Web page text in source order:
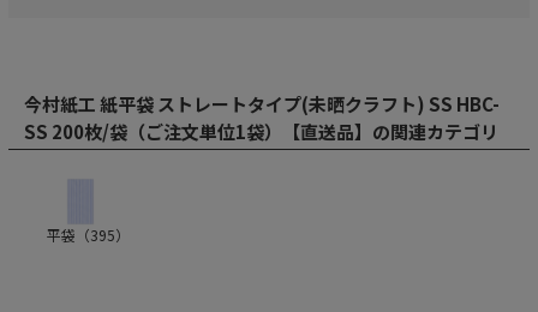
今村紙工 紙平袋 ストレートタイプ(未晒クラフト) SS HBC-
SS 200枚/袋（ご注文単位1袋）【直送品】の関連カテゴリ
平袋（395）